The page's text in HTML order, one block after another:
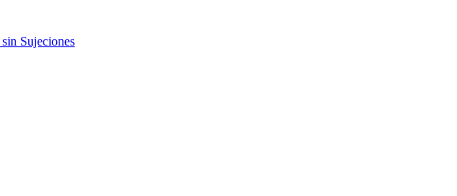
Sujeciones